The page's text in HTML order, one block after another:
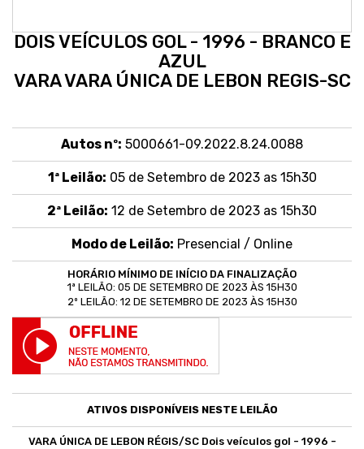
DOIS VEÍCULOS GOL - 1996 - BRANCO E
AZUL
VARA VARA ÚNICA DE LEBON REGIS-SC
Autos nº: 5000661-09.2022.8.24.0088
1ª Leilão: 05 de Setembro de 2023 as 15h30
2ª Leilão: 12 de Setembro de 2023 as 15h30
Modo de Leilão: Presencial / Online
HORÁRIO MÍNIMO DE INÍCIO DA FINALIZAÇÃO
1ª LEILÃO: 05 DE SETEMBRO DE 2023 ÀS 15H30
2º LEILÃO: 12 DE SETEMBRO DE 2023 ÀS 15H30
ATIVOS DISPONÍVEIS NESTE LEILÃO
VARA ÚNICA DE LEBON RÉGIS/SC Dois veículos gol - 1996 -